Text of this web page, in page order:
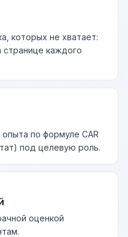
которых не хватает:
странице каждого
по формуле CAR
под целевую роль.
оценкой